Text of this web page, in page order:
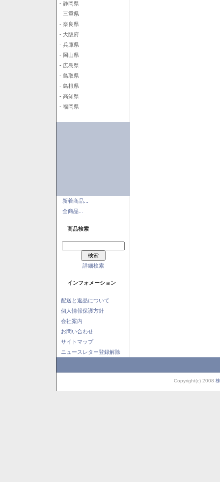
- 静岡県
- 三重県
- 奈良県
- 大阪府
- 兵庫県
- 岡山県
- 広島県
- 鳥取県
- 島根県
- 高知県
- 福岡県
新着商品...
全商品...
商品検索
詳細検索
インフォメーション
配送と返品について
個人情報保護方針
会社案内
お問い合わせ
サイトマップ
ニュースレター登録解除
Copyright(c) 2008